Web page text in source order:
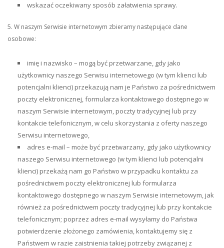
wskazać oczekiwany sposób załatwienia sprawy.
5. W naszym Serwisie internetowym zbieramy następujące dane
osobowe:
imię i nazwisko – mogą być przetwarzane, gdy jako
użytkownicy naszego Serwisu internetowego (w tym klienci lub
potencjalni klienci) przekazują nam je Państwo za pośrednictwem
poczty elektronicznej, formularza kontaktowego dostępnego w
naszym Serwisie internetowym, poczty tradycyjnej lub przy
kontakcie telefonicznym, w celu skorzystania z oferty naszego
Serwisu internetowego,
adres e-mail – może być przetwarzany, gdy jako użytkownicy
naszego Serwisu internetowego (w tym klienci lub potencjalni
klienci) przekażą nam go Państwo w przypadku kontaktu za
pośrednictwem poczty elektronicznej lub formularza
kontaktowego dostępnego w naszym Serwisie internetowym, jak
również za pośrednictwem poczty tradycyjnej lub przy kontakcie
telefonicznym; poprzez adres e-mail wysyłamy do Państwa
potwierdzenie złożonego zamówienia, kontaktujemy się z
Państwem w razie zaistnienia takiej potrzeby związanej z